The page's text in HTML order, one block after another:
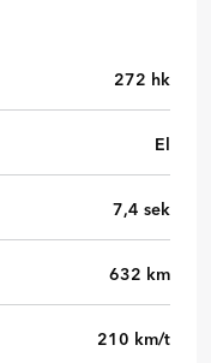
272 hk
El
7,4 sek
632 km
210 km/t